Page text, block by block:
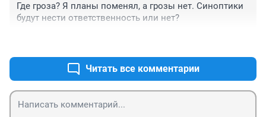
Где гроза? Я планы поменял, а грозы нет. Синоптики
будут нести ответственность или нет?
Читать все комментарии